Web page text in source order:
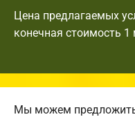
Цена предлагаемых
конечная стоимость
Мы можем